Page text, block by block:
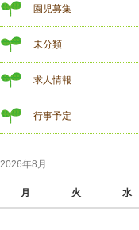
園児募集
未分類
求人情報
行事予定
2026年8月
月 火 水